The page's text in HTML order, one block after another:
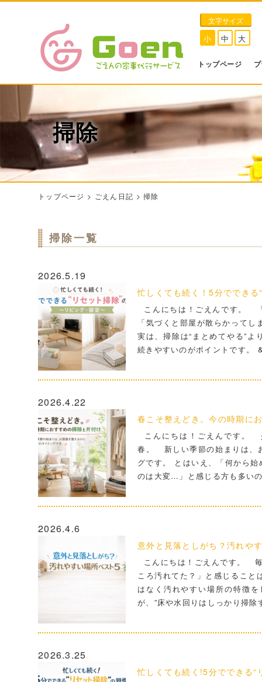
文字サイズ
小 中 大
トップページ
掃除
トップページ > ごえん日記 >掃除
掃除一覧
2026.5.19
忙しくても続く！5分ででき
こんにちは！ごえんです。
「気づくと部屋が散らかって
実は、掃除は“まとめてやる”
続きやすいのがポイントです。
2026.4.22
春こそ整えどき。今の時期に
こんにちは！ごえんです。
春。 新しい季節の始まりは、
グです。 とはいえ、「何から
のは大変…」と感じる方も多い
2026.4.6
意外と見落としがち？汚れや
こんにちは！ごえんです。
ころ汚れてた？」と感じるこ
はなく汚れやすい場所の特徴
が、”床や水回りはしっかり掃除
2026.3.25
忙しくても続く!5分でできる“